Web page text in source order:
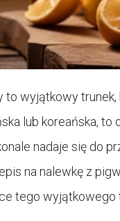
to wyjątkowy
lub koreańska,
nadaje się do
na nalewkę z
tego wyjątkowego